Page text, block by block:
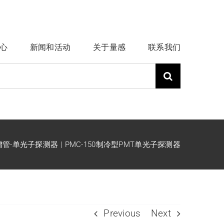
新闻和活动 关于量感 联系我们
-单光子探测器 PMC-150制冷型PMT单光子探测器
Previous Next